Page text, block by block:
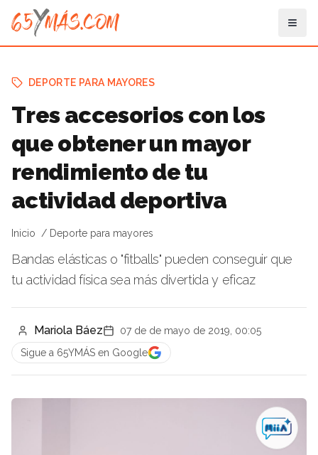
DEPORTE PARA MAYORES
Tres accesorios con los
que obtener un mayor
rendimiento de tu
actividad deportiva
Inicio Deporte para mayores
Bandas elásticas o "fitballs" pueden conseguir que
tu actividad física sea más divertida y eficaz
Mariola Báez
07 de de mayo de 2019, 00:05
Sigue a 65YMÁS en Google